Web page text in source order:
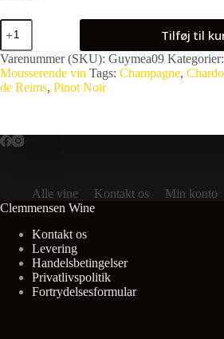
Guy
Mea
Cuvée
"Le
Grillon"
Premier
antal
Tilføj til
Varenummer (SKU): Guymea09 Kategorier:
Mousserende vin Tags: Champagne,
de Reims, Pinot Noir
Alle vine Kontakt os
Min konto
Clemmensen Wine
Kontakt os
Levering
Handelsbetingelser
Privatlivspolitik
Fortrydelsesformular